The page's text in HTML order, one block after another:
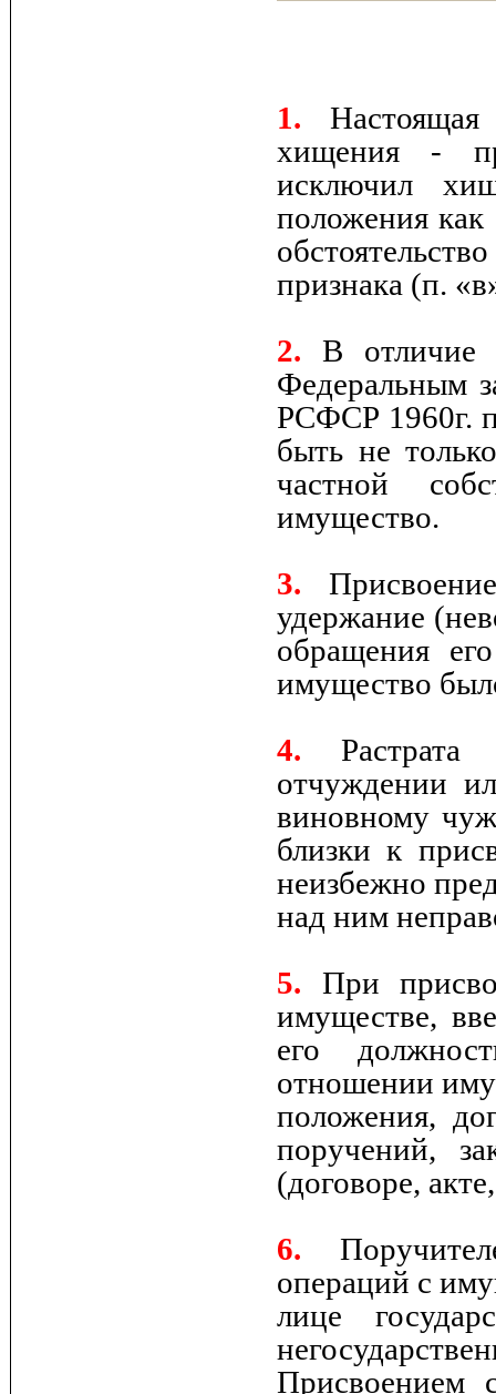
1. Настоящая
хищения -
исключил
положения как
признака (п.
2. В отличие
Федеральным
РСФСР 1960г.
быть не
частной
имущество.
3.
удержание
обращения
имущество
4. Растрата
отчуждении
виновному
близки к
неизбежно
над ним
5. При
имуществе,
его
отношении
положения,
поручений,
(договоре,
6.
операций с
лице
Присвоением